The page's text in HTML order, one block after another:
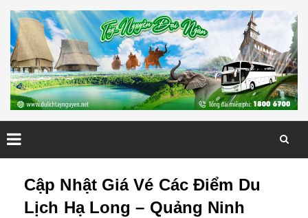
Cập Nhật Giá Vé Các Điểm Du
Lịch Hạ Long – Quảng Ninh